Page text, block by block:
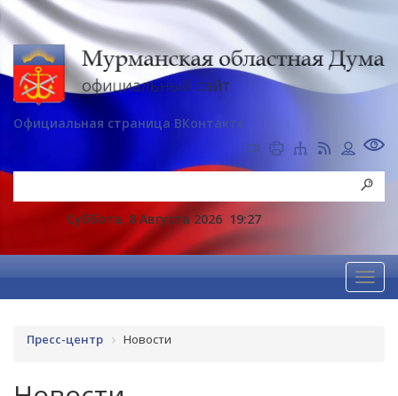
Официальная страница ВКонтакте
Суббота, 8 Августа 2026 19:27
Пресс-центр Новости